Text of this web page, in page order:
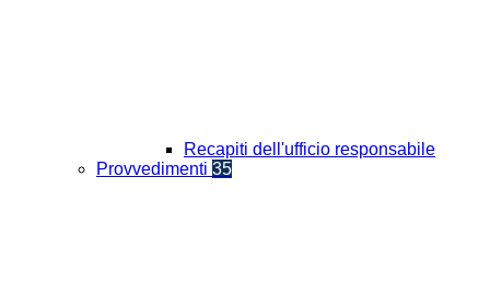
Recapiti dell'ufficio responsabile
Provvedimenti 35